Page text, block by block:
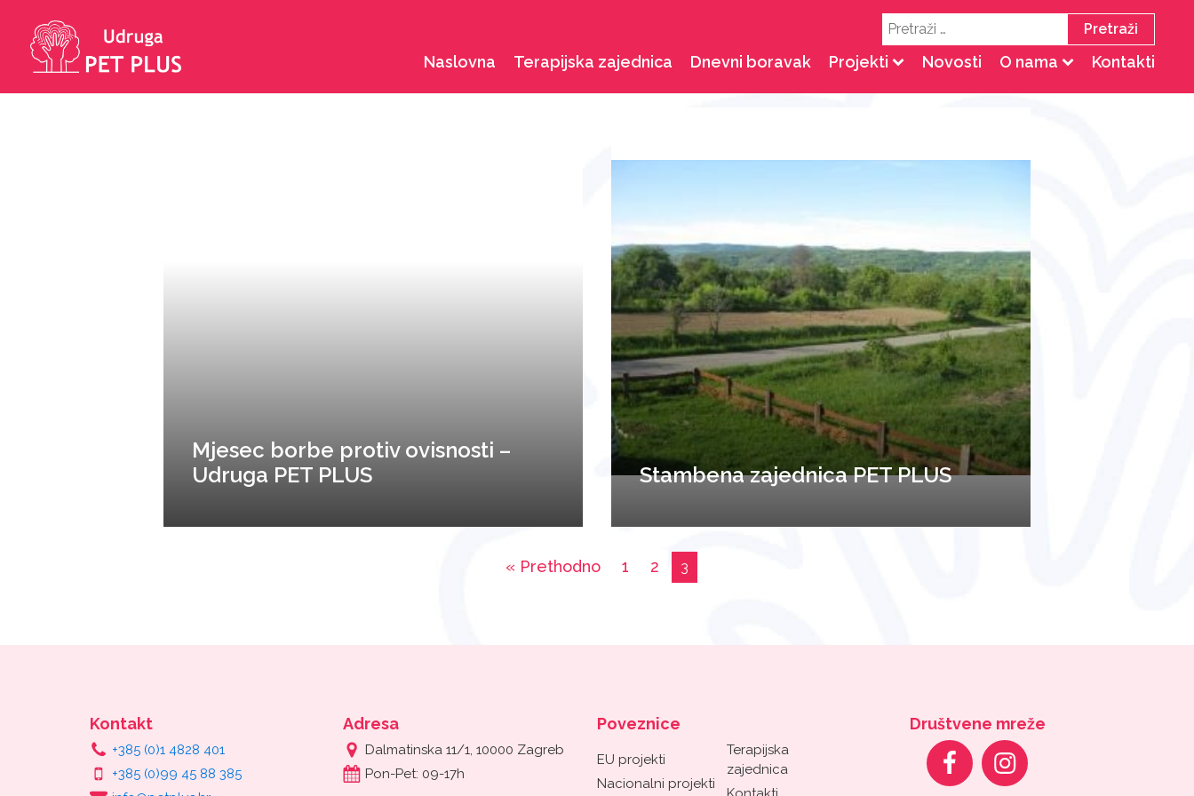
Pretraži:
Naslovna Terapijska zajednica Dnevni boravak Projekti Novosti O nama Kontakti
Mjesec borbe protiv ovisnosti –
Udruga PET PLUS
Stambena zajednica PET PLUS
« Prethodno 1 2 3
Kontakt
+385 (0)1 4828 401
+385 (0)99 45 88 385
Adresa
Dalmatinska 11/1, 10000 Zagreb
Pon-Pet: 09-17h
Poveznice
EU projekti
Nacionalni projekti
Terapijska
zajednica
Društvene mreže